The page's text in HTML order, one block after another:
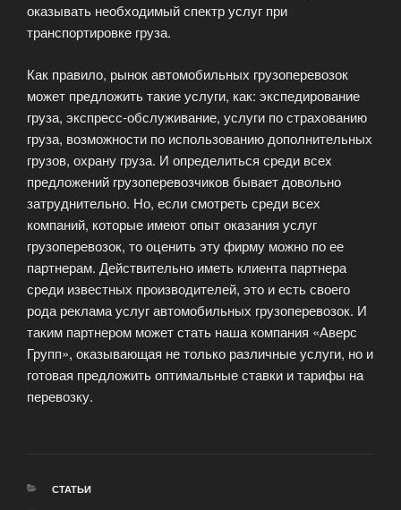
оказывать необходимый спектр услуг при
транспортировке груза.
Как правило, рынок автомобильных грузоперевозок
может предложить такие услуги, как: экспедирование
груза, экспресс-обслуживание, услуги по страхованию
груза, возможности по использованию дополнительных
грузов, охрану груза. И определиться среди всех
предложений грузоперевозчиков бывает довольно
затруднительно. Но, если смотреть среди всех
компаний, которые имеют опыт оказания услуг
грузоперевозок, то оценить эту фирму можно по ее
партнерам. Действительно иметь клиента партнера
среди известных производителей, это и есть своего
рода реклама услуг автомобильных грузоперевозок. И
таким партнером может стать наша компания «Аверс
Групп», оказывающая не только различные услуги, но и
готовая предложить оптимальные ставки и тарифы на
перевозку.
РУБРИКИ
СТАТЬИ